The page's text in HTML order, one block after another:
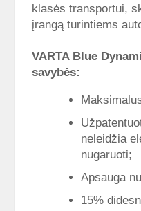
klasės transportui,
įrangą turintiems
VARTA Blue
savybės:
neleidžia
nugaruoti;
Apsauga
15%